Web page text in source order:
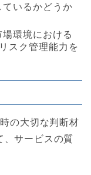
いるかどうか
場環境における
スク管理能力を
の大切な判断材
、サービスの質